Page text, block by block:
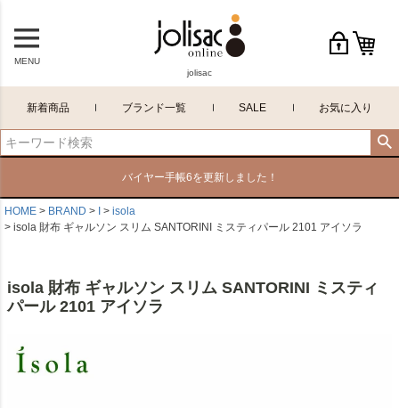
MENU
jolisac
新着商品 ブランド一覧 SALE お気に入り
バイヤー手帳6を更新しました！
HOME BRAND
isola
isola 財布 ギャルソン スリム SANTORINI ミスティパール 2101 アイソラ
isola 財布 ギャルソン スリム SANTORINI ミスティ
パール 2101 アイソラ